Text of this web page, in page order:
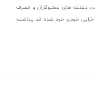
دغدغه های تعمیرکاران و مصرف
خودرو خود شده اند برداشته